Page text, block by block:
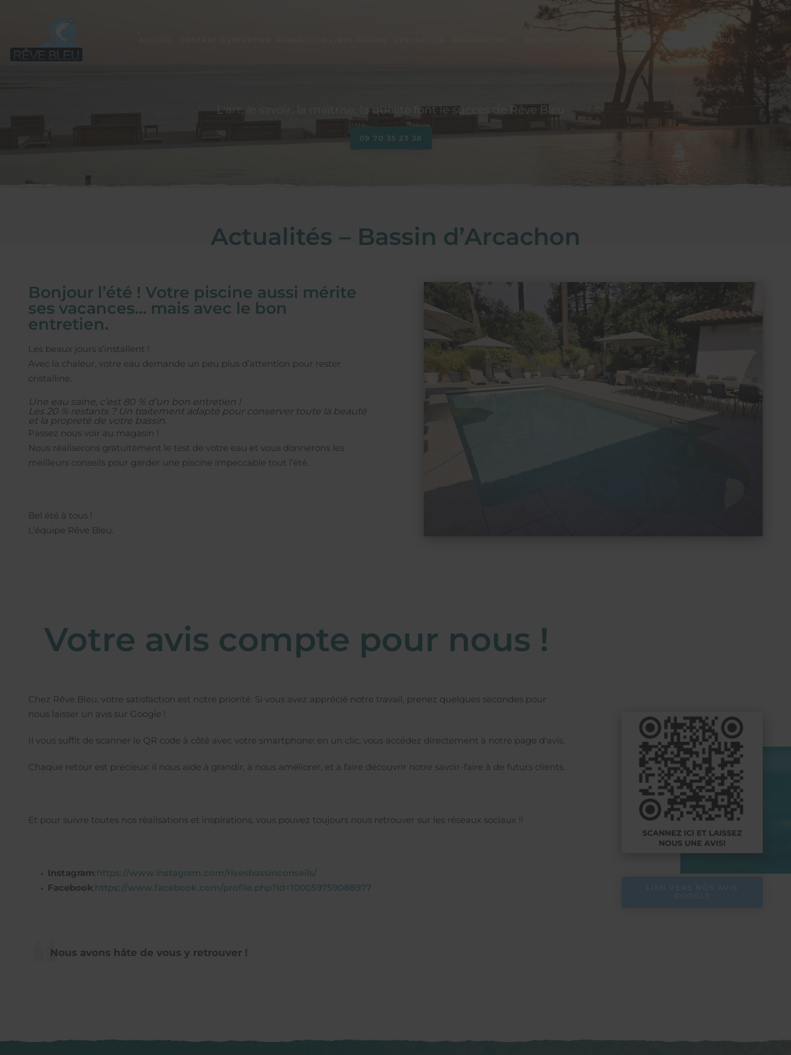
L'art, le savoir, la maîtrise, la qualité font le succès de Rêve Bleu
09 70 35 23 38
ACTUALITÉS CONTACTEZ-NOUS
Actualités – Bassin d’Arcachon
Bonjour l’été ! Votre piscine aussi mérite
ses vacances… mais avec le bon
entretien.
Les beaux jours s’installent !
Avec la chaleur, votre eau demande un peu plus d’attention pour rester
cristalline.
Une eau saine, c’est 80 % d’un bon entretien !
Les 20 % restants ? Un traitement adapté pour conserver toute la beauté
et la propreté de votre bassin.
Passez nous voir au magasin !
Nous réaliserons gratuitement le test de votre eau et vous donnerons les
meilleurs conseils pour garder une piscine impeccable tout l’été.
Bel été à tous !
L’équipe Rêve Bleu.
Votre avis compte pour nous !
Chez Rêve Bleu, votre satisfaction est notre priorité. Si vous avez apprécié notre travail, prenez quelques secondes pour
nous laisser un avis sur Google !
Il vous suffit de scanner le QR code à côté avec votre smartphone: en un clic, vous accédez directement à notre page d'avis.
Chaque retour est précieux: il nous aide à grandir, à nous améliorer, et à faire découvrir notre savoir-faire à de futurs clients.
Et pour suivre toutes nos réalisations et inspirations, vous pouvez toujours nous retrouver sur les réseaux sociaux !!
Instagram:https://www.instagram.com/rivesbassinconseils/
Facebook:https://www.facebook.com/profile.php?id=100059759088977
Nous avons hâte de vous y retrouver !